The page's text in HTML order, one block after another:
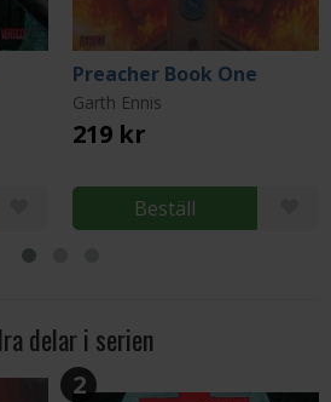
Preacher Book One
Garth Ennis
219 kr
Beställ
delar i serien
2